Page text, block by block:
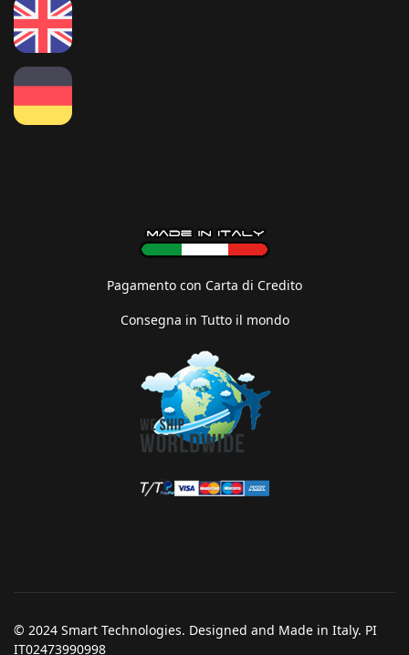
Pagamento con Carta di Credito
Consegna in Tutto il mondo
© 2024 Smart Technologies. Designed and Made in Italy. PI
IT02473990998